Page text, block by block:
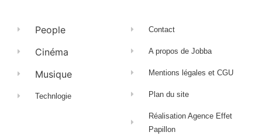
People
Cinéma
Musique
Technlogie
Contact
A propos de Jobba
Mentions légales et CGU
Plan du site
Réalisation Agence Effet
Papillon